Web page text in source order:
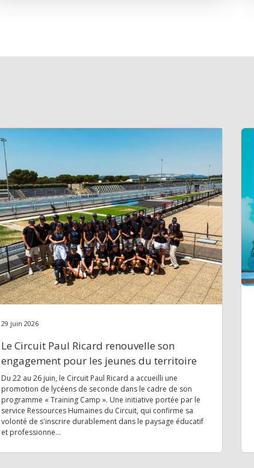
29 juin 2026
Le Circuit Paul Ricard renouvelle son
engagement pour les jeunes du territoire
Du 22 au 26 juin, le Circuit Paul Ricard a accueilli une
promotion de lycéens de seconde dans le cadre de son
programme « Training Camp ». Une initiative portée par le
service Ressources Humaines du Circuit, qui confirme sa
volonté de s'inscrire durablement dans le paysage éducatif
et professionne...